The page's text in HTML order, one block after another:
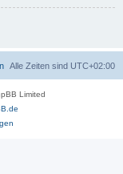
Alle Zeiten sind UTC+02:00
Limited